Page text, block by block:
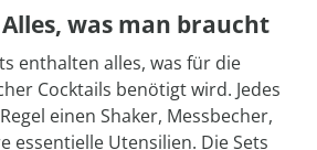
was man braucht
enthalten alles, was für die
Cocktails benötigt wird. Jedes
einen Shaker, Messbecher,
essentielle Utensilien. Die Sets